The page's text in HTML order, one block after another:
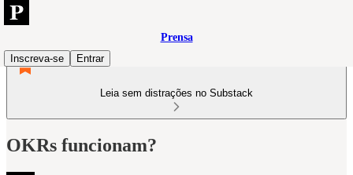
Prensa
Inscreva-se
Entrar
Leia sem distrações no Substack
OKRs funcionam?